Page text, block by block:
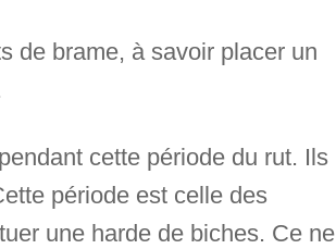
de brame, à savoir placer un
cette période du rut. Ils
période est celle des
une harde de biches. Ce ne